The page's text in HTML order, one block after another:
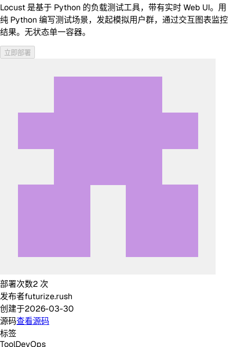
Locust 是基于 Python 的负载测试工具，带有实时 Web UI。用
纯 Python 编写测试场景，发起模拟用户群，通过交互图表监控
结果。无状态单一容器。
立即部署
部署次数2 次
发布者futurize.rush
创建于2026-03-30
源码查看源码
标签
ToolDevOps